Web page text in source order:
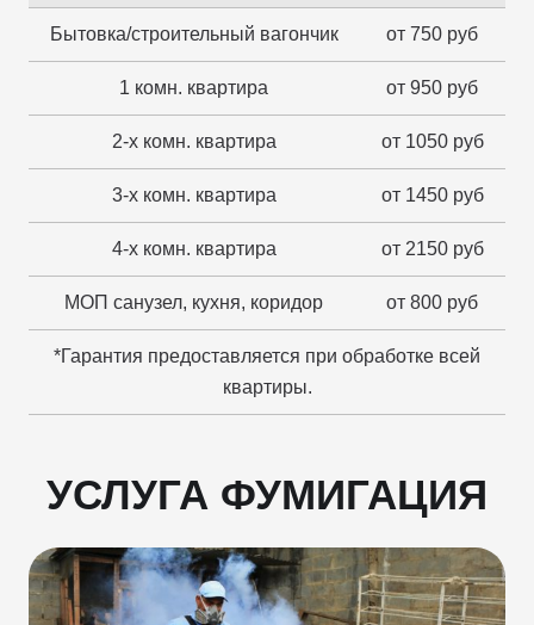
Бытовка/строительный вагончик от 750 руб
1 комн. квартира от 950 руб
2-х комн. квартира от 1050 руб
3-х комн. квартира от 1450 руб
4-х комн. квартира от 2150 руб
МОП санузел, кухня, коридор от 800 руб
*Гарантия предоставляется при обработке всей
квартиры.
УСЛУГА ФУМИГАЦИЯ